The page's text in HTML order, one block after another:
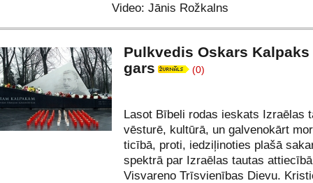
Video: Jānis Rožkalns
Pulkvedis Oskars
gars
(0)
Lasot Bībeli rodas ieskats Izraēlas
vēsturē, kultūrā, un galvenokārt
ticībā, proti, iedziļinoties plašā
spektrā par Izraēlas tautas
Visvareno Trīsvienības Dievu.